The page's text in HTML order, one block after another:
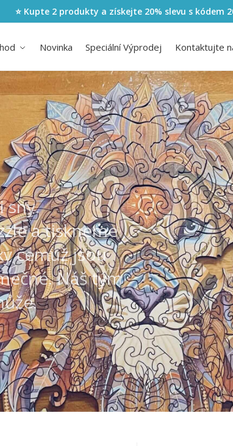
⭐ Kupte 2 produkty a získejte 20% slevu s kódem
Novinka Speciální Výprodej Kontaktujte
sny.
a tiskneme
čemuž jsou
Náš tým